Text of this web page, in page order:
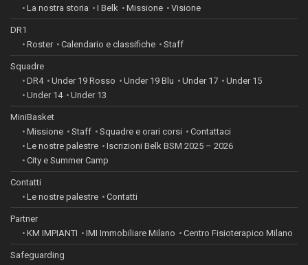
La nostra storia
I Belk Missione Visione
DR1
Roster
Calendario e classifiche Staff
Squadre
DR4
Under 19 Rosso Under 19 Blu Under 17
Under 15
Under 14
Under 13
MiniBasket
Missione
Staff Squadre e orari corsi
Contattaci
Le nostre palestre
Iscrizioni Belk BSM 2025 – 2026
City e Summer Camp
Contatti
Le nostre palestre
Contatti
Partner
KM IMPIANTI
IMI Immobiliare Milano Centro Fisioterapico Milano
Safeguarding